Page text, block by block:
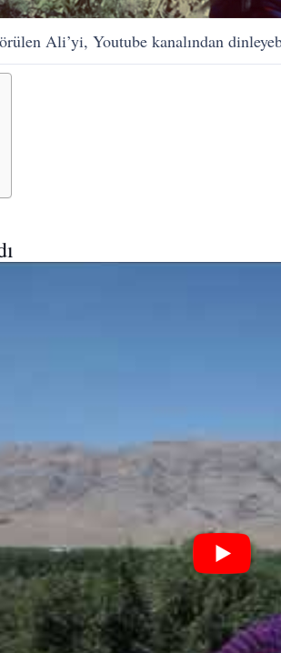
Ali’yi, Youtube kanalından